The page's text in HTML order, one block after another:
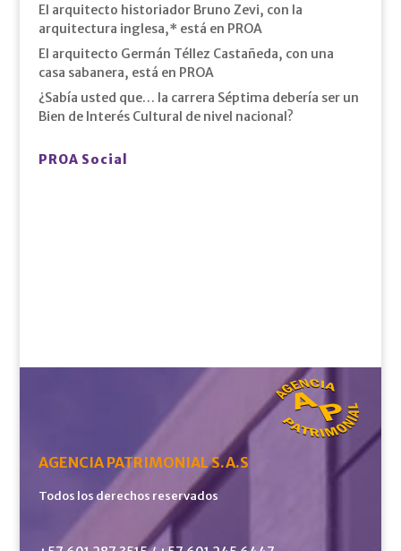
El arquitecto historiador Bruno Zevi, con la
arquitectura inglesa,* está en PROA
El arquitecto Germán Téllez Castañeda, con una
casa sabanera, está en PROA
¿Sabía usted que… la carrera Séptima debería ser un
Bien de Interés Cultural de nivel nacional?
PROA Social
AGENCIA PATRIMONIAL S.A.S
Todos los derechos reservados